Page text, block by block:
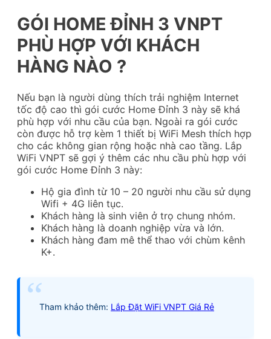
GÓI HOME ĐỈNH 3 VNPT
PHÙ HỢP VỚI KHÁCH
HÀNG NÀO ?
Nếu bạn là người dùng thích trải nghiệm Internet
tốc độ cao thì gói cước Home Đỉnh 3 này sẽ khá
phù hợp với nhu cầu của bạn. Ngoài ra gói cước
còn được hỗ trợ kèm 1 thiết bị WiFi Mesh thích hợp
cho các không gian rộng hoặc nhà cao tầng. Lắp
WiFi VNPT sẽ gợi ý thêm các nhu cầu phù hợp với
gói cước Home Đỉnh 3 này:
Hộ gia đình từ 10 – 20 người nhu cầu sử dụng
Wifi + 4G liên tục.
Khách hàng là sinh viên ở trọ chung nhóm.
Khách hàng là doanh nghiệp vừa và lớn.
Khách hàng đam mê thể thao với chùm kênh
K+.
Tham khảo thêm: Lắp Đặt WiFi VNPT Giá Rẻ